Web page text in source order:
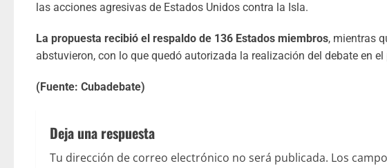
las acciones agresivas de Estados Unidos contra la Isla.
La propuesta recibió el respaldo de 136 Estados miembros, mientras
abstuvieron, con lo que quedó autorizada la realización del debate en
(Fuente: Cubadebate)
Deja una respuesta
Tu dirección de correo electrónico no será publicada. Los